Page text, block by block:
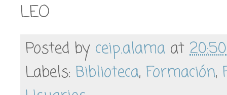
LEO
Posted by ceip.alama at 20:50
Labels: Biblioteca, Formación,